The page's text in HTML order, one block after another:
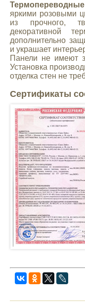
яркими розовыми
из прочного,
декоративной
дополнительно
и украшает
Панели не имеют
Установка
отделка стен не
Сертификаты
Opel
Renault
Suzuki
Toyota
Volkswagen
УАЗ
Дополнительные